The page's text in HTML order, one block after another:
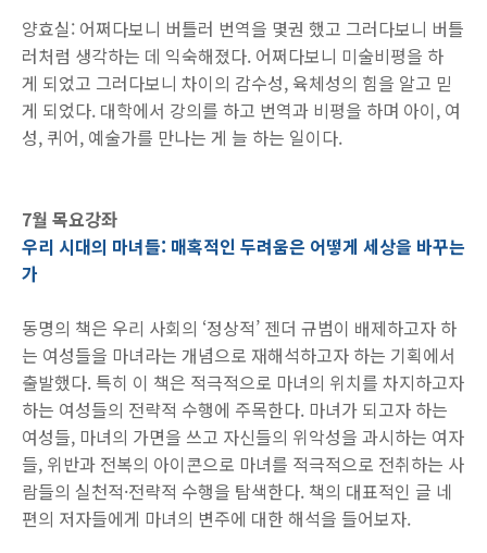
양효실: 어쩌다보니 버틀러 번역을 몇권 했고 그러다보니 버틀
러처럼 생각하는 데 익숙해졌다. 어쩌다보니 미술비평을 하
게 되었고 그러다보니 차이의 감수성, 육체성의 힘을 알고 믿
게 되었다. 대학에서 강의를 하고 번역과 비평을 하며 아이, 여
성, 퀴어, 예술가를 만나는 게 늘 하는 일이다.
7월 목요강좌
우리 시대의 마녀들: 매혹적인 두려움은 어떻게 세상을 바꾸는
가
동명의 책은 우리 사회의 ‘정상적’ 젠더 규범이 배제하고자 하
는 여성들을 마녀라는 개념으로 재해석하고자 하는 기획에서
출발했다. 특히 이 책은 적극적으로 마녀의 위치를 차지하고자
하는 여성들의 전략적 수행에 주목한다. 마녀가 되고자 하는
여성들, 마녀의 가면을 쓰고 자신들의 위악성을 과시하는 여자
들, 위반과 전복의 아이콘으로 마녀를 적극적으로 전취하는 사
람들의 실천적·전략적 수행을 탐색한다. 책의 대표적인 글 네
편의 저자들에게 마녀의 변주에 대한 해석을 들어보자.